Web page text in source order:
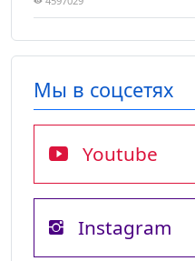
Мы в соцсетях
Youtube
Instagram